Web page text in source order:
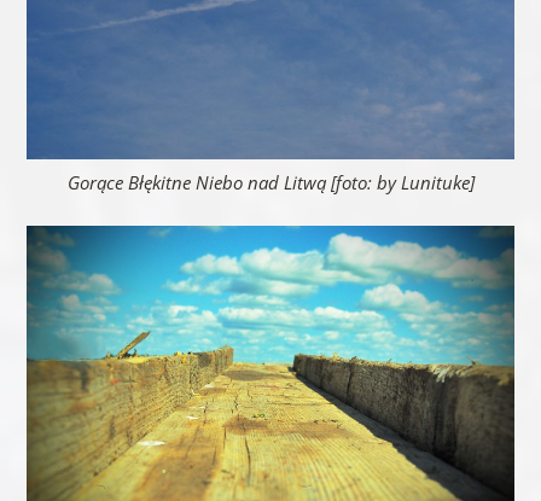
Gorące Błękitne Niebo nad Litwą [foto: by Lunituke]